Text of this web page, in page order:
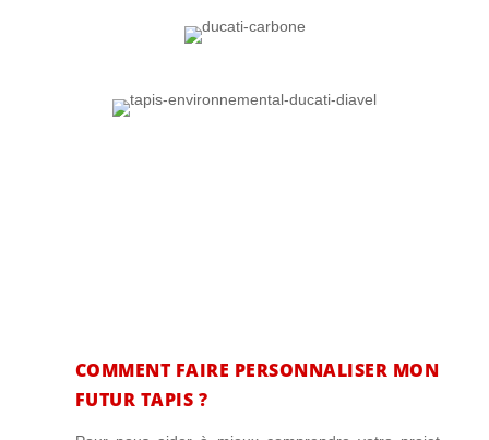
COMMENT FAIRE PERSONNALISER MON
FUTUR TAPIS ?